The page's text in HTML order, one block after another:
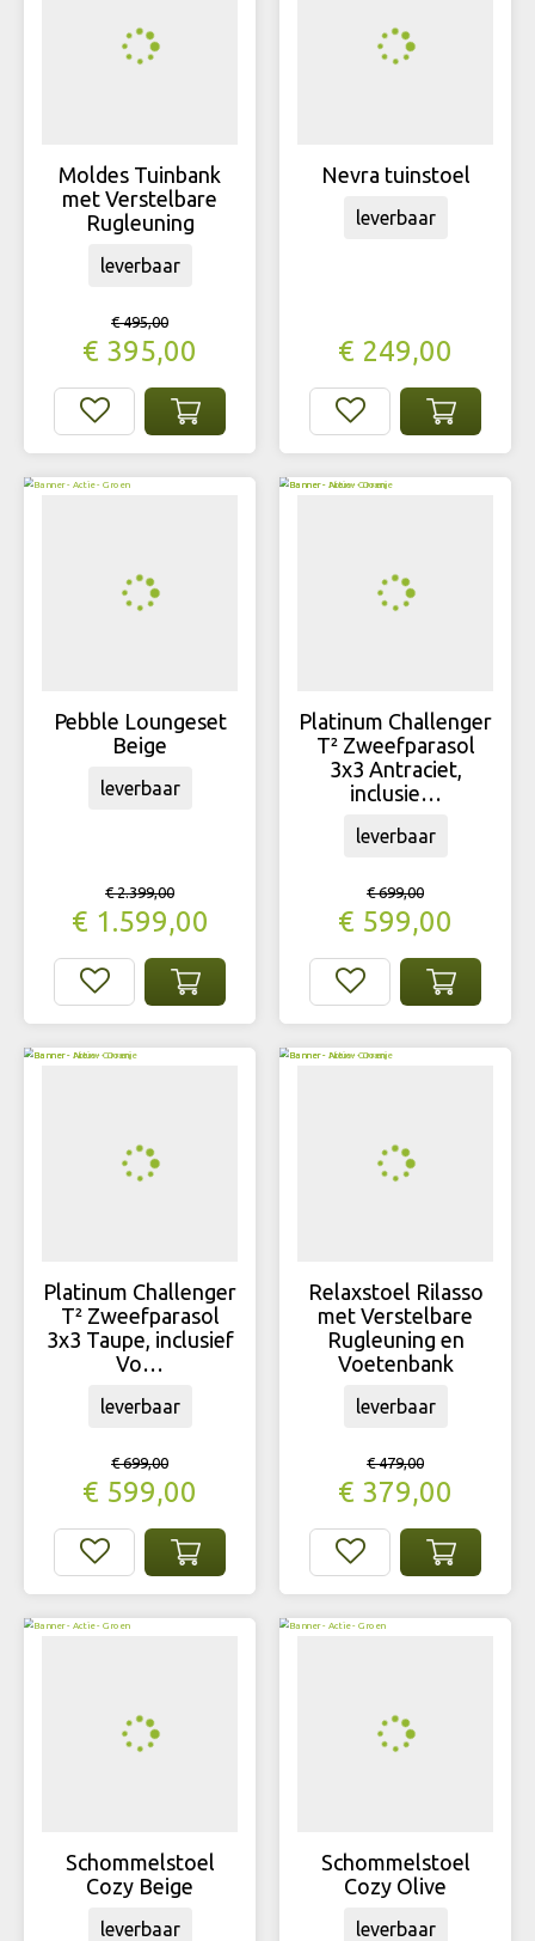
Moldes Tuinbank
met Verstelbare
Rugleuning
€ 495,00
€ 395,00
leverbaar
Nevra tuinstoel
€ 249,00
leverbaar
Pebble Loungeset
Beige
€ 2.399,00
€ 1.599,00
leverbaar
Platinum Challenger
T² Zweefparasol
3x3 Antraciet,
inclusie…
€ 699,00
€ 599,00
leverbaar
Platinum Challenger
T² Zweefparasol
3x3 Taupe, inclusief
Vo…
€ 699,00
€ 599,00
leverbaar
Relaxstoel Rilasso
met Verstelbare
Rugleuning en
Voetenbank
€ 479,00
€ 379,00
leverbaar
Schommelstoel
Cozy Beige
leverbaar
Schommelstoel
Cozy Olive
leverbaar